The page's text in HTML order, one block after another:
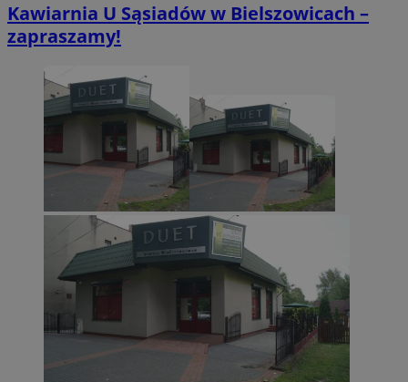
Kawiarnia U Sąsiadów w Bielszowicach –
zapraszamy!